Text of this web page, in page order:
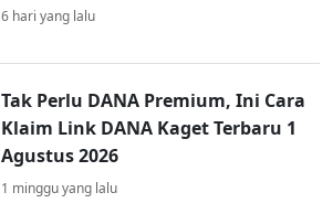
6 hari yang lalu
Tak Perlu DANA Premium, Ini Cara
Klaim Link DANA Kaget Terbaru 1
Agustus 2026
1 minggu yang lalu